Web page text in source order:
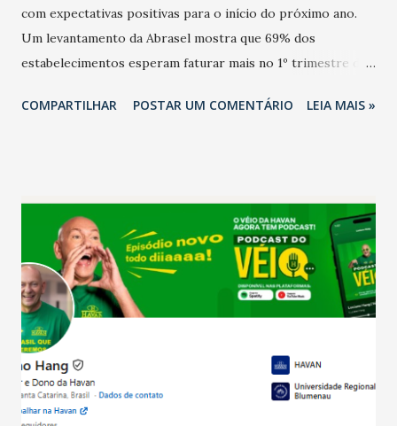
com expectativas positivas para o início do próximo ano.
Um levantamento da Abrasel mostra que 69% dos
estabelecimentos esperam faturar mais no 1º trimestre de
relação ao último trimestre deste ano, 56% também
confraternizações de fim de ano e pelo pagamento do 13º
Salário para um número maior de trabalhadores, já que o
país tem a menor taxa de desemprego dos anos recentes.
Ainda segundo a Pesquisa, em novembro de 2025, 40% dos
bares e restaurantes operaram com lucro e outros 40%
registraram equilíbrio financeiro. Já o percentual de
estabelecimentos no prejuízo ficou em 19%, pouco abaixo
do observado no mês anterior. Outros 1% não existiam em
novembro. Em relação a outubro, o faturamento também
COMPARTILHAR POSTAR UM COMENTÁRIO LEIA MAIS »